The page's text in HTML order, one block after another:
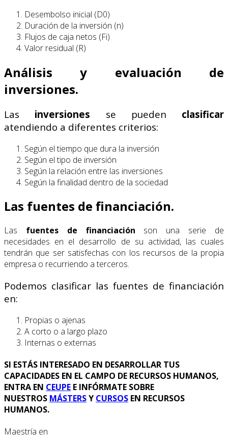
Desembolso inicial (D0)
Duración de la inversión (n)
Flujos de caja netos (Fi)
Valor residual (R)
Análisis y evaluación de
inversiones.
Las inversiones se pueden clasificar
atendiendo a diferentes criterios:
Según el tiempo que dura la inversión
Según el tipo de inversión
Según la relación entre las inversiones
Según la finalidad dentro de la sociedad
Las fuentes de financiación.
Las fuentes de financiación son una serie de
necesidades en el desarrollo de su actividad, las cuales
tendrán que ser satisfechas con los recursos de la propia
empresa o recurriendo a terceros.
Podemos clasificar las fuentes de financiación
en:
Propias o ajenas
A corto o a largo plazo
Internas o externas
SI ESTÁS INTERESADO EN DESARROLLAR TUS
CAPACIDADES EN EL CAMPO DE RECURSOS HUMANOS,
ENTRA EN CEUPE E INFÓRMATE SOBRE
NUESTROS MÁSTERSY CURSOS EN RECURSOS
HUMANOS.
Maestría en